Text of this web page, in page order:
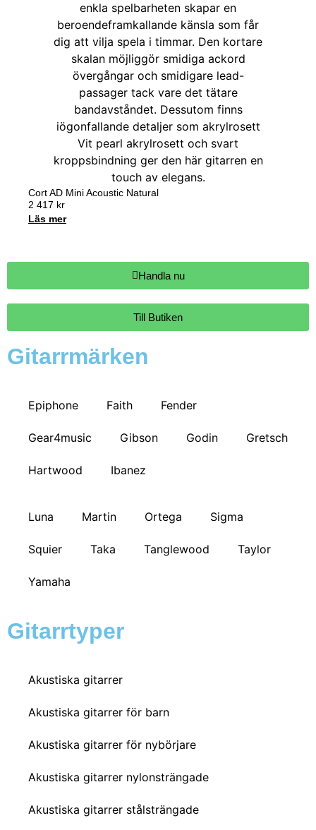
Cort AD Mini Acoustic Natural
2 417 kr
Läs mer
Handla nu
Till Butiken
Gitarrmärken
Epiphone Faith Fender
Gear4music Gibson Godin Gretsch
Hartwood Ibanez
Luna Martin Ortega Sigma
Squier Taka Tanglewood Taylor
Yamaha
Gitarrtyper
Akustiska gitarrer
Akustiska gitarrer för barn
Akustiska gitarrer för nybörjare
Akustiska gitarrer nylonsträngade
Akustiska gitarrer stålsträngade